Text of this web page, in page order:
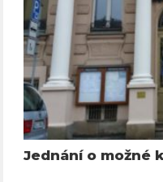
Jednání o možné